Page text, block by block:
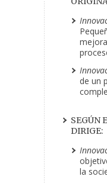
de un
SEGÚN
DIRIGE:
la